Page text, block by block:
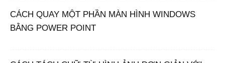
CÁCH QUAY MỘT PHẦN MÀN HÌNH WINDOWS
BẰNG POWER POINT